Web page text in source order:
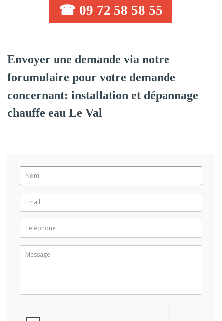
☎ 09 72 58 58 55
Envoyer une demande via notre
forumulaire pour votre demande
concernant: installation et dépannage
chauffe eau Le Val